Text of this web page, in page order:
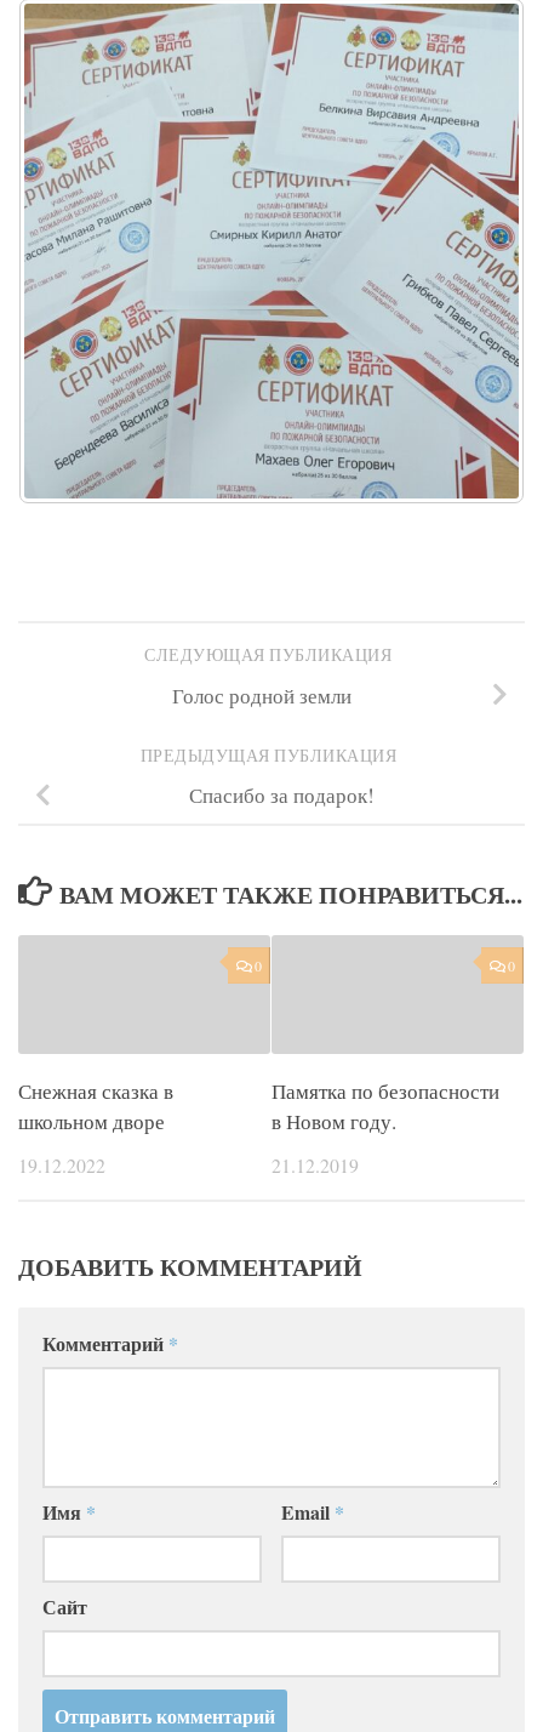
СЛЕДУЮЩАЯ ПУБЛИКАЦИЯ
Голос родной земли
ПРЕДЫДУЩАЯ ПУБЛИКАЦИЯ
Спасибо за подарок!
ВАМ МОЖЕТ ТАКЖЕ ПОНРАВИТЬСЯ...
0
Снежная сказка в
школьном дворе
19.12.2022
0
Памятка по безопасности
в Новом году.
21.12.2019
ДОБАВИТЬ КОММЕНТАРИЙ
Комментарий *
Имя * Email *
Сайт